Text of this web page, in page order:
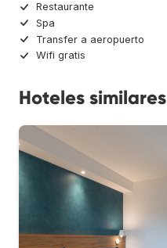
Restaurante
Spa
Transfer a aeropuerto
Wifi gratis
Hoteles similares